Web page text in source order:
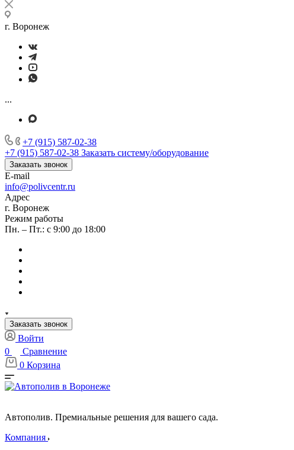
г. Воронеж
...
+7 (915) 587-02-38
+7 (915) 587-02-38 Заказать систему/оборудование
Заказать звонок
E-mail
info@polivcentr.ru
Адрес
г. Воронеж
Режим работы
Пн. – Пт.: с 9:00 до 18:00
Заказать звонок
Войти
0
Сравнение
0 Корзина
Автополив. Премиальные решения для вашего сада.
Компания